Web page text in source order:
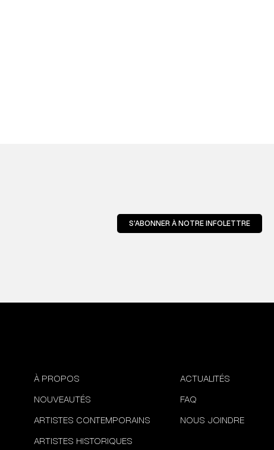
S'ABONNER À NOTRE INFOLETTRE
À PROPOS
NOUVEAUTÉS
ARTISTES CONTEMPORAINS
ARTISTES HISTORIQUES
ACTUALITÉS
FAQ
NOUS JOINDRE